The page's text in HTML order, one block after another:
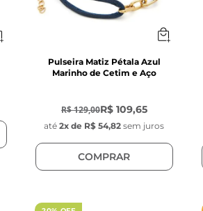
Pulseira Matiz Pétala Azul
Marinho de Cetim e Aço
R$ 129,00R$ 109,65
até 2x de R$ 54,82 sem juros
COMPRAR